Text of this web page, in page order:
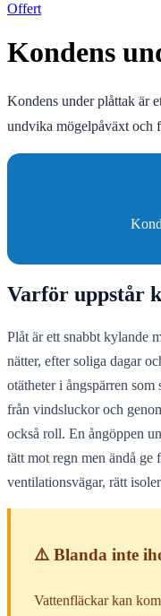
Offert
Kondens
Kondens under plåttak är
undvika mögelpåväxt och
Varför uppstår
Plåt är ett snabbt kylande
nätter, efter soliga dagar
otätheter i ångspärren
från vindsluckor och
också roll. En ångöppen
tätt mot regn men ändå
ventilationsvägar, rätt
⚠️ Blanda inte
Vattenfläckar kan